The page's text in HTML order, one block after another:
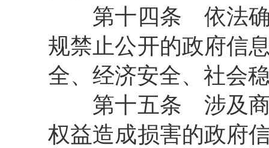
第十四条 依法确
规禁止公开的政府信
全、经济安全、社会
第十五条 涉及商
权益造成损害的政府